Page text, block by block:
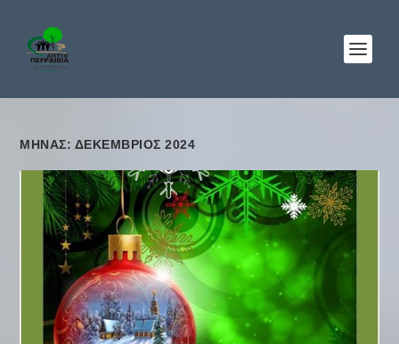
ΜΉΝΑΣ: ΔΕΚΈΜΒΡΙΟΣ 2024